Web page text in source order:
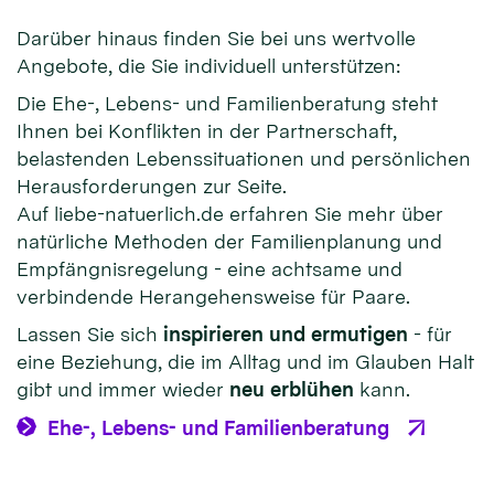
Darüber hinaus finden Sie bei uns wertvolle
Angebote, die Sie individuell unterstützen:
Die Ehe-, Lebens- und Familienberatung steht
Ihnen bei Konflikten in der Partnerschaft,
belastenden Lebenssituationen und persönlichen
Herausforderungen zur Seite.
Auf liebe-natuerlich.de erfahren Sie mehr über
natürliche Methoden der Familienplanung und
Empfängnisregelung - eine achtsame und
verbindende Herangehensweise für Paare.
Lassen Sie sich inspirieren und ermutigen - für
eine Beziehung, die im Alltag und im Glauben Halt
gibt und immer wieder neu erblühen kann.
Ehe-, Lebens- und Familienberatung